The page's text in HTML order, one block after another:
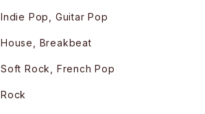
Indie Pop, Guitar Pop
House, Breakbeat
Soft Rock, French Pop
Rock